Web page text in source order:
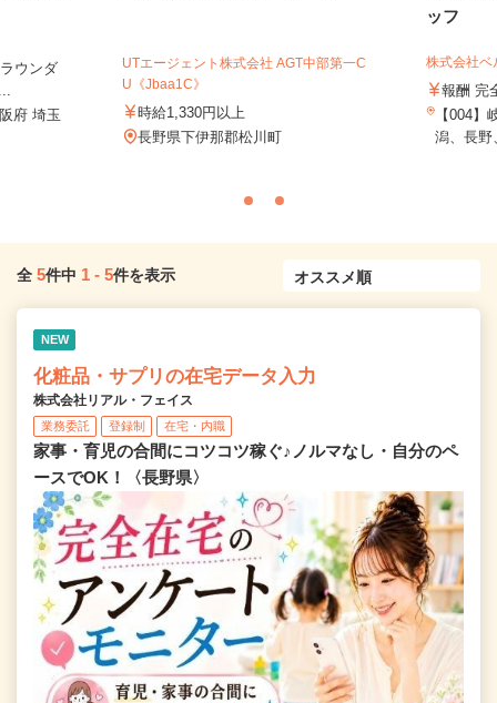
ウンダ
府 埼玉
UTエージェント株式会社 AGT中部第一C
U《Jbaa1C》
時給1,330円以上
長野県下伊那郡松川町
ッフ
株式会社ベ
報酬 完
【004】
潟、長野
全 5件中 1 - 5件を表示
NEW
化粧品・サプリの在宅データ入力
株式会社リアル・フェイス
業務委託 登録制 在宅・内職
家事・育児の合間にコツコツ稼ぐ♪ノルマなし・自分のペ
ースでOK！〈長野県〉